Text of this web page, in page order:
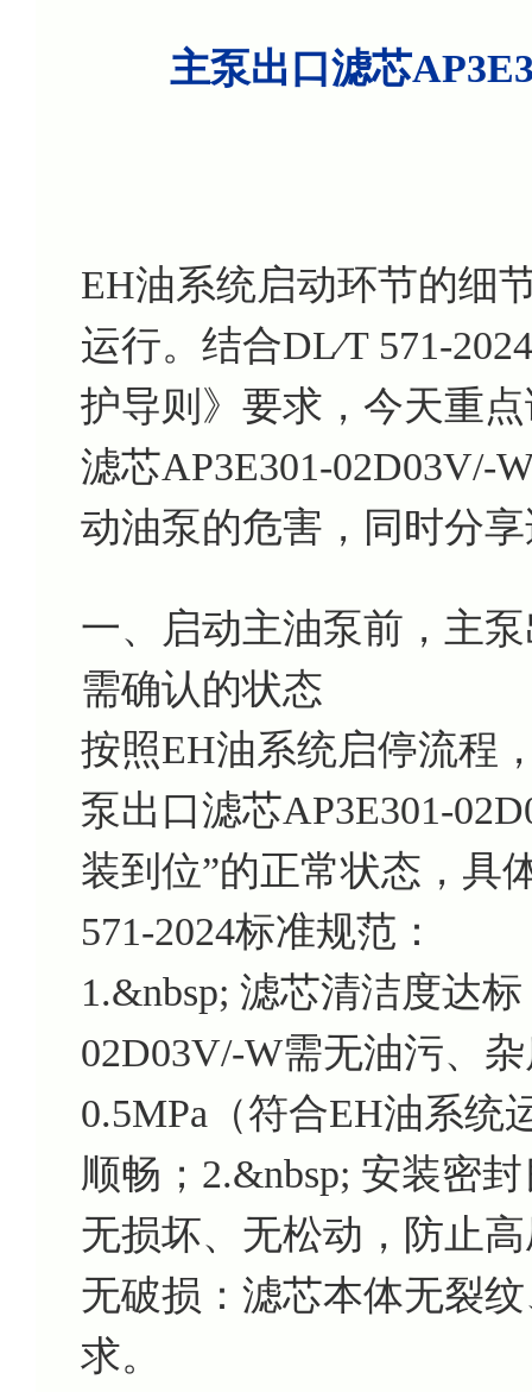
主泵出口滤芯
EH油系统启动环节的细
运行。结合DL∕T 571-
护导则》要求，今天重
滤芯AP3E301-02D03V/-
动油泵的危害，同时分
一、启动主油泵前，主
需确认的状态
按照EH油系统启停流程
泵出口滤芯AP3E301-
装到位”的正常状态，具
571-2024标准规范：
1.&nbsp; 滤芯清洁度达
02D03V/-W需无油污、
0.5MPa（符合EH油系统
顺畅；2.&nbsp; 安装密
无损坏、无松动，防止
无破损：滤芯本体无裂
求。